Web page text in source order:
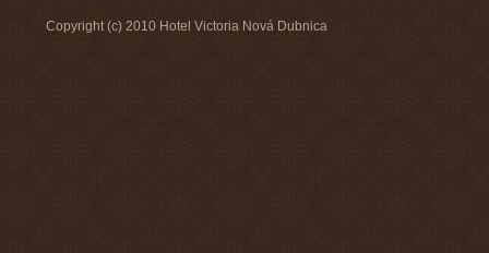
Copyright (c) 2010 Hotel Victoria Nová Dubnica